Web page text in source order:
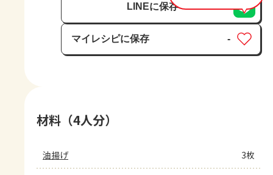
LINEに保存
マイレシピに保存
保存済み
-
材料（4人分）
油揚げ 3枚